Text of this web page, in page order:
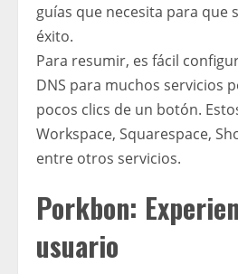
guías que necesita para que
éxito.
Para resumir, es fácil
DNS para muchos servicios
pocos clics de un botón.
Workspace, Squarespace,
entre otros servicios.
Porkbon:
usuario